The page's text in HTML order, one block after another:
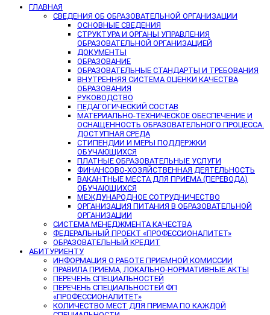
ГЛАВНАЯ
СВЕДЕНИЯ ОБ ОБРАЗОВАТЕЛЬНОЙ ОРГАНИЗАЦИИ
ОСНОВНЫЕ СВЕДЕНИЯ
СТРУКТУРА И ОРГАНЫ УПРАВЛЕНИЯ
ОБРАЗОВАТЕЛЬНОЙ ОРГАНИЗАЦИЕЙ
ДОКУМЕНТЫ
ОБРАЗОВАНИЕ
ОБРАЗОВАТЕЛЬНЫЕ СТАНДАРТЫ И ТРЕБОВАНИЯ
ВНУТРЕННЯЯ СИСТЕМА ОЦЕНКИ КАЧЕСТВА
ОБРАЗОВАНИЯ
РУКОВОДСТВО
ПЕДАГОГИЧЕСКИЙ СОСТАВ
МАТЕРИАЛЬНО-ТЕХНИЧЕСКОЕ ОБЕСПЕЧЕНИЕ И
ОСНАЩЕННОСТЬ ОБРАЗОВАТЕЛЬНОГО ПРОЦЕССА.
ДОСТУПНАЯ СРЕДА
СТИПЕНДИИ И МЕРЫ ПОДДЕРЖКИ
ОБУЧАЮЩИХСЯ
ПЛАТНЫЕ ОБРАЗОВАТЕЛЬНЫЕ УСЛУГИ
ФИНАНСОВО-ХОЗЯЙСТВЕННАЯ ДЕЯТЕЛЬНОСТЬ
ВАКАНТНЫЕ МЕСТА ДЛЯ ПРИЕМА (ПЕРЕВОДА)
ОБУЧАЮЩИХСЯ
МЕЖДУНАРОДНОЕ СОТРУДНИЧЕСТВО
ОРГАНИЗАЦИЯ ПИТАНИЯ В ОБРАЗОВАТЕЛЬНОЙ
ОРГАНИЗАЦИИ
СИСТЕМА МЕНЕДЖМЕНТА КАЧЕСТВА
ФЕДЕРАЛЬНЫЙ ПРОЕКТ «ПРОФЕССИОНАЛИТЕТ»
ОБРАЗОВАТЕЛЬНЫЙ КРЕДИТ
АБИТУРИЕНТУ
ИНФОРМАЦИЯ О РАБОТЕ ПРИЕМНОЙ КОМИССИИ
ПРАВИЛА ПРИЕМА, ЛОКАЛЬНО-НОРМАТИВНЫЕ АКТЫ
ПЕРЕЧЕНЬ СПЕЦИАЛЬНОСТЕЙ
ПЕРЕЧЕНЬ СПЕЦИАЛЬНОСТЕЙ ФП
«ПРОФЕССИОНАЛИТЕТ»
КОЛИЧЕСТВО МЕСТ ДЛЯ ПРИЕМА ПО КАЖДОЙ